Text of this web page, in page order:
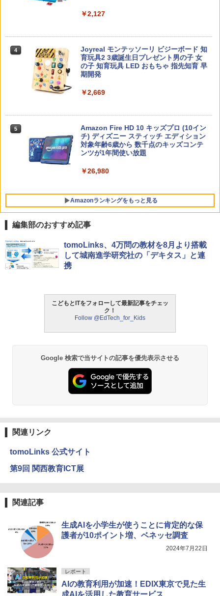
￥2,200
向山洋一の系譜、その先へ 授業の腕を磨
￥2,750
￥2,127
4
Joyreal モンテッソーリ ビジーボード 知
育玩具2 3歳誕生日プレゼント男の子 女
の子 知育玩具 LED おもちゃ 指先知育 早
期開発
￥2,669
5
Amazon Fire HD 10 キッズプロ (10イン
チ) ディズニー スティッチ エディション
対象年齢6歳から 数千点のキッズコンテ
ンツが1年間使い放題
￥26,980
Amazonランキングをもっと見る
1
タッチペンで音が聞ける!はじめてずかん
1000 英語つき ([バラエティ])
中学英語をもう一度ひとつひとつわかり
やすく。改訂版
￥2,750
仮面ライダー 改造人間 限定ケース版
￥4,290
つかめ！理科ダマン 12 最強ロボット決
戦！編
￥1,320
ット図鑑 (サンクチュアリ出版)
1
ThinkFun ボードゲーム 「サーキット・
メイズ」 配線回路をプログラミングする
日本語説明書付 8歳~ 76341 誕生日 クリ
モルカ: 原子・分子に強くなるカードゲ
ーム
物理実験モデル楽器電磁気教材を教える
ダルトンボード/ゴルトンボード物理学、
4
エンジニアリングキット小さなカート -
クリエイティブトイビルド、シンプルな
メカニックキット|子供向けの可動部品、
￥849
￥4,758
編集部のおすすめ記事
tomoLinks、4万問の教材を8月より搭載
して城南進学研究社の「デキタス」と連
携
こどもとITをフォローして最新記事をチェッ
ク！
Follow @EdTech_for_Kids
Google 検索で当サイトの記事を優先表示させる
関連リンク
tomoLinks 公式サイト
第9回 関西教育ICT展
関連記事
生成AIを小学生が使うことに肯定的な保
護者が10ポイント増、ベネッセ調査
2024年7月22日
レポート
AIの教育利用が加速！EDIX東京で見た生
成AIを活用した教育サービス